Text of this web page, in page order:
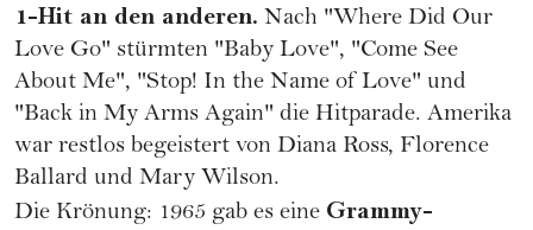
1-Hit an den anderen. Nach "Where Did Our
Love Go" stürmten "Baby Love", "Come See
About Me", "Stop! In the Name of Love" und
"Back in My Arms Again" die Hitparade. Amerika
war restlos begeistert von Diana Ross, Florence
Ballard und Mary Wilson.
Die Krönung: 1965 gab es eine Grammy-